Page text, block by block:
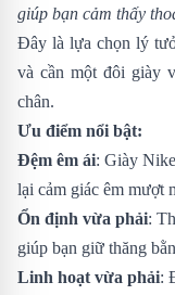
giúp bạn cảm thấy
Đây là lựa chọn lý
và cần một đôi giày
chân.
Ưu điểm nổi bật:
Đệm êm ái: Giày
lại cảm giác êm mượt
Ổn định vừa phải:
giúp bạn giữ thăng
Linh hoạt vừa phải: